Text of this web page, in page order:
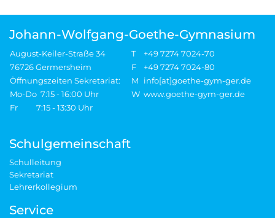
Johann-Wolfgang-Goethe-Gymnasium
August-Keiler-Straße 34 T
+49 7274 7024-70
76726 Germersheim
F
+49 7274 7024-80
Öffnungszeiten Sekretariat:
M
info[at]goethe-gym-ger.de
Mo-Do 7:15 - 16:00 Uhr
W www.goethe-gym-ger.de
Fr 7:15 - 13:30 Uhr
Schulgemeinschaft
Schulleitung
Sekretariat
Lehrerkollegium
Service